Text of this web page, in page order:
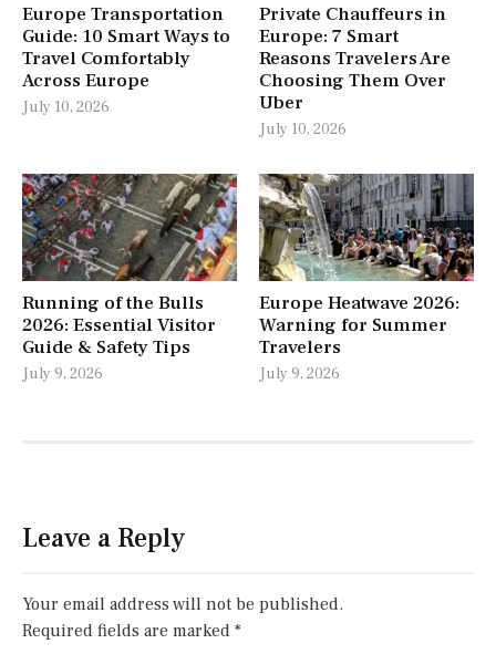
Europe Transportation
Guide: 10 Smart Ways to
Travel Comfortably
Across Europe
July 10, 2026
Private Chauffeurs in
Europe: 7 Smart
Reasons Travelers Are
Choosing Them Over
Uber
July 10, 2026
Running of the Bulls
2026: Essential Visitor
Guide & Safety Tips
July 9, 2026
Europe Heatwave 2026:
Warning for Summer
Travelers
July 9, 2026
Leave a Reply
Your email address will not be published.
Required fields are marked *